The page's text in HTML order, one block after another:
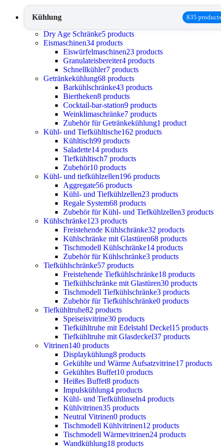
Kühlung 835 products
Dry Age Schränke5 products
Eismaschinen34 products
Eiswürfelmaschinen23 products
Granulateisbereiter4 products
Schnellkühler7 products
Getränkekühlung68 products
Barkühlschränke43 products
Biertheken8 products
Cocktail-bar-station9 products
Weinklimaschränke7 products
Zubehör für Getränkekühlung1 product
Kühl- und Tiefkühltische162 products
Kühltisch99 products
Saladette14 products
Tiefkühltisch7 products
Zubehör10 products
Kühl- und tiefkühlzellen196 products
Aggregate56 products
Kühl- und Tiefkühlzellen23 products
Regale System68 products
Zubehör für Kühl- und Tiefkühlzellen3 products
Kühlschränke123 products
Freistehende Kühlschränke32 products
Kühlschränke mit Glastüren68 products
Tischmodell Kühlschränke14 products
Zubehör für Kühlschränke3 products
Tiefkühlschränke57 products
Freistehende Tiefkühlschränke18 products
Tiefkühlschränke mit Glastüren30 products
Tischmodell Tiefkühlschränke3 products
Zubehör für Tiefkühlschränke0 products
Tiefkühltruhe82 products
Speiseisvitrine30 products
Tiefkühltruhe mit Edelstahl Deckel15 products
Tiefkühltruhe mit Glasdeckel37 products
Vitrinen140 products
Displaykühlung8 products
Gekühlte und Wärme Aufsatzvitrine17 products
Gekühltes Buffet10 products
Heißes Buffet8 products
Impulskühlung4 products
Kühl- und Tiefkühlinseln4 products
Kühlvitrinen35 products
Neutral Vitrinen0 products
Tischmodell Kühlvitrinen12 products
Tischmodell Wärmevitrinen24 products
Wandkühlung18 products